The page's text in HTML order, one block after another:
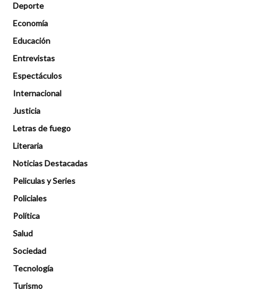
Deporte
Economía
Educación
Entrevistas
Espectáculos
Internacional
Justicia
Letras de fuego
Literaria
Noticias Destacadas
Peliculas y Series
Policiales
Política
Salud
Sociedad
Tecnología
Turismo